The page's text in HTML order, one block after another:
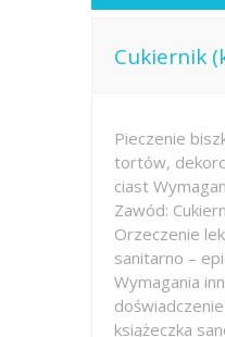
Cukiernik
Pieczenie
tortów,
ciast
Zawód:
Orzeczenie
sanitarno –
Wymagania
książeczka